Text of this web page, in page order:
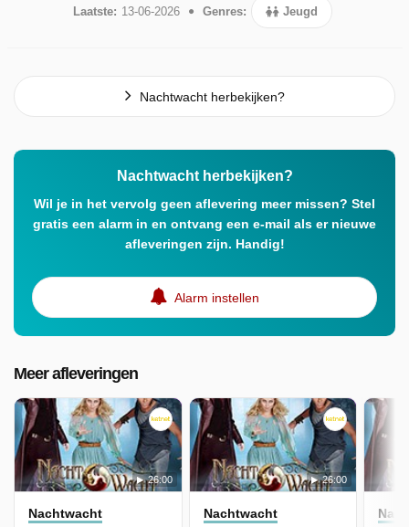
Laatste: 13-06-2026 Genres: Jeugd
Nachtwacht herbekijken?
Nachtwacht herbekijken?
Wil je in het vervolg geen aflevering meer missen? Stel
gratis een alarm in en ontvang een e-mail als er nieuwe
afleveringen zijn. Handig!
Alarm instellen
Meer afleveringen
26:00
Nachtwacht
26:00
Nachtwacht